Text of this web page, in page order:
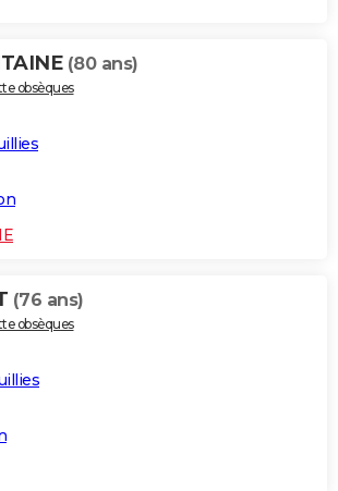
(80 ans)
obsèques
(76 ans)
obsèques